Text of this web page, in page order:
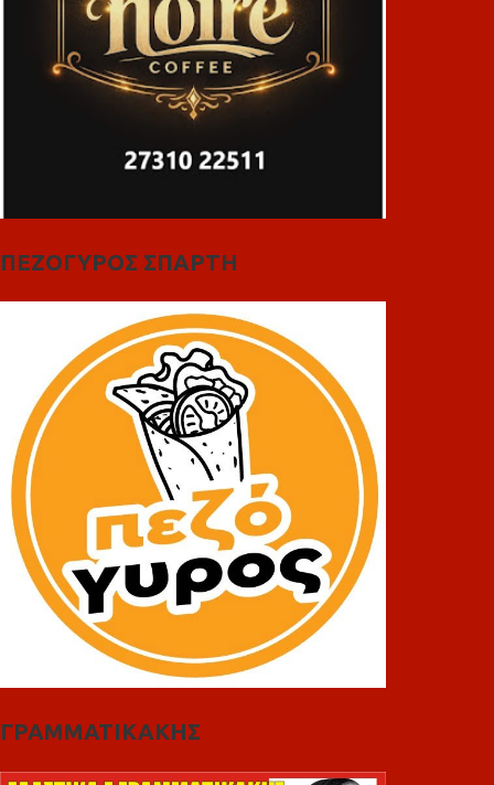
ΠΕΖΟΓΥΡΟΣ ΣΠΑΡΤΗ
ΓΡΑΜΜΑΤΙΚΑΚΗΣ